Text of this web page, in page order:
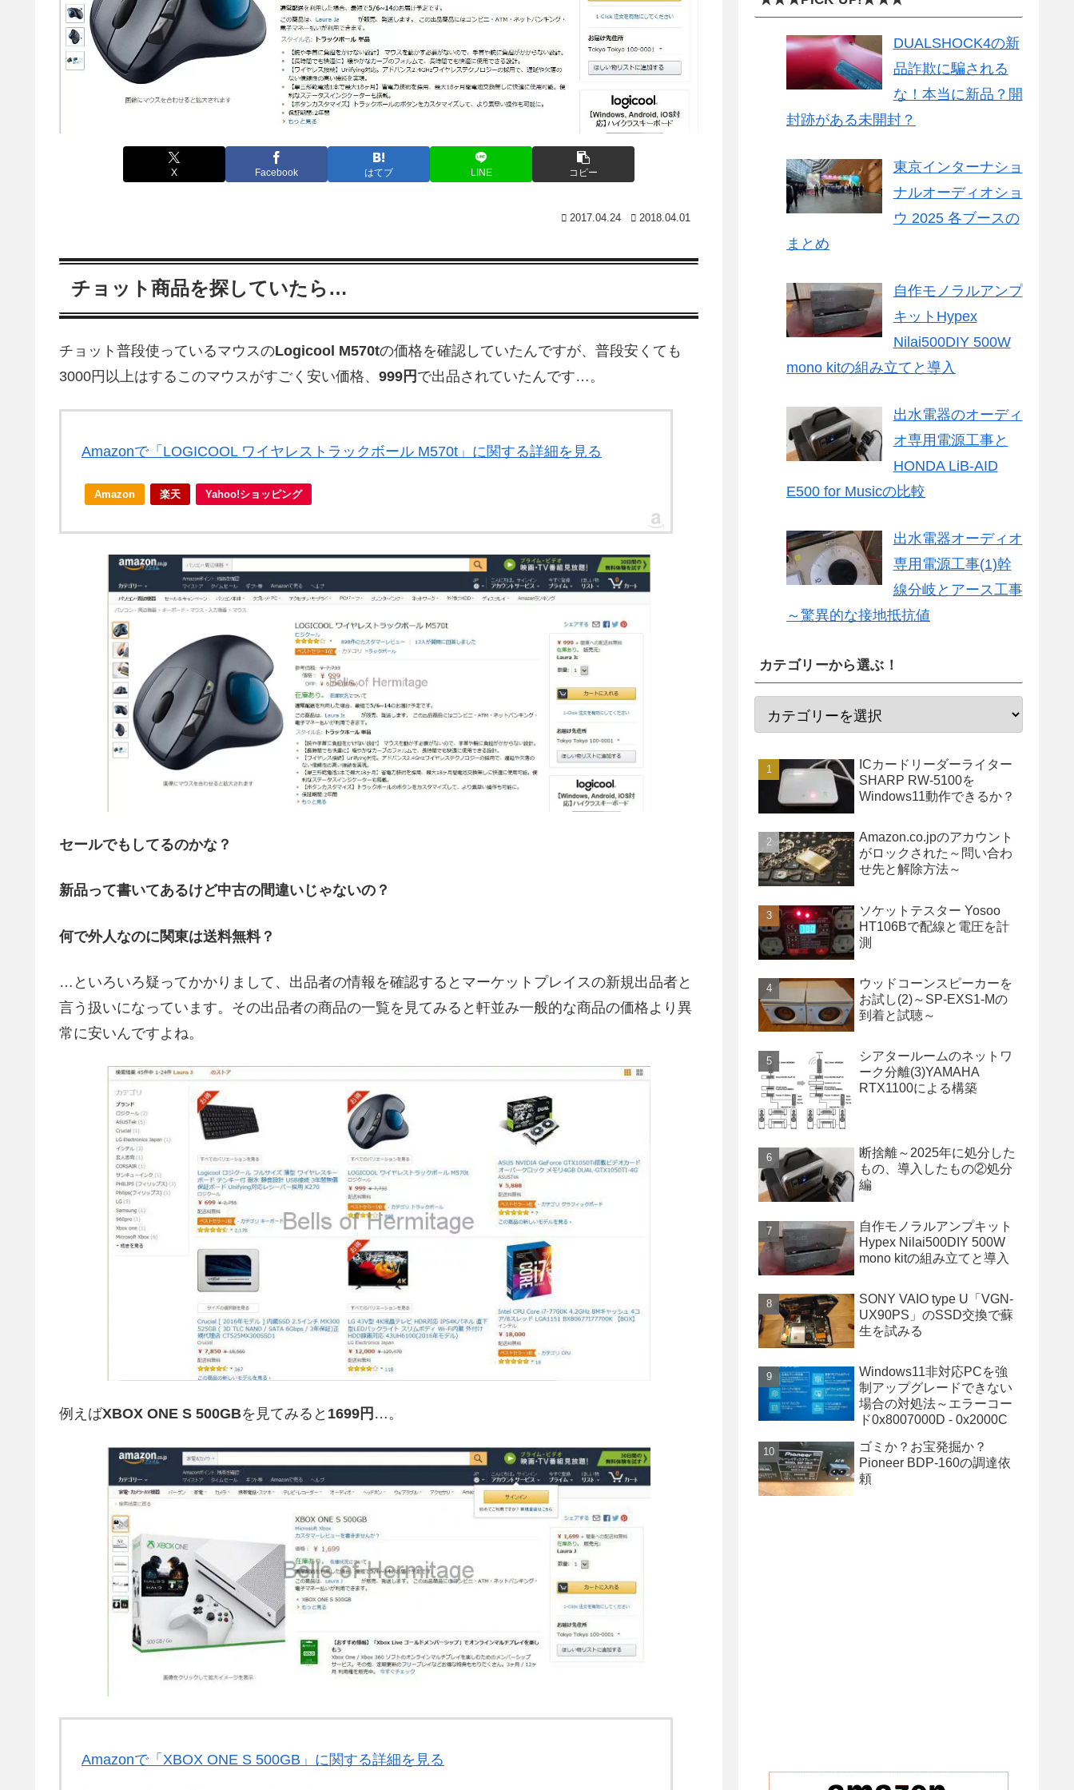
X Facebook はてブ LINE コピー
2017.04.24 2018.04.01
チョット商品を探していたら…
チョット普段使っているマウスのLogicool M570tの価格を確認していたんですが、普段安くても
3000円以上はするこのマウスがすごく安い価格、 999円 で出品されていたんです…。
Amazonで「LOGICOOL ワイヤレストラックボール M570t」に関する詳細を見る
Amazon 楽天 Yahoo!ショッピング
セールでもしてるのかな？
新品って書いてあるけど中古の間違いじゃないの？
何で外人なのに関東は送料無料？
…といろいろ疑ってかかりまして、出品者の情報を確認するとマーケットプレイスの新規出品者と
言う扱いになっています。その出品者の商品の一覧を見てみると軒並み一般的な商品の価格より異
常に安いんですよね。
例えばXBOX ONE S 500GBを見てみると 1699円 …。
Amazonで「XBOX ONE S 500GB」に関する詳細を見る
DUALSHOCK4の新
品詐欺に騙される
な！本当に新品？開
封跡がある未開封？
東京インターナショ
ナルオーディオショ
ウ 2025 各ブースの
まとめ
自作モノラルアンプ
キットHypex
Nilai500DIY 500W
mono kitの組み立てと導入
出水電器のオーディ
オ専用電源工事と
HONDA LiB-AID
E500 for Musicの比較
出水電器オーディオ
専用電源工事(1)幹
線分岐とアース工事
～驚異的な接地抵抗値
カテゴリーから選ぶ！
ICカードリーダーライター
SHARP RW-5100を
Windows11動作できるか？
Amazon.co.jpのアカウント
がロックされた～問い合わ
せ先と解除方法～
ソケットテスター Yosoo
HT106Bで配線と電圧を計
測
ウッドコーンスピーカーを
お試し(2)～SP-EXS1-Mの
到着と試聴～
シアタールームのネットワ
ーク分離(3)YAMAHA
RTX1100による構築
断捨離～2025年に処分した
もの、導入したもの②処分
編
自作モノラルアンプキット
Hypex Nilai500DIY 500W
mono kitの組み立てと導入
SONY VAIO type U「VGN-
UX90PS」のSSD交換で蘇
生を試みる
Windows11非対応PCを強
制アップグレードできない
場合の対処法～エラーコー
ド0x8007000D - 0x2000C
ゴミか？お宝発掘か？
Pioneer BDP-160の調達依
頼